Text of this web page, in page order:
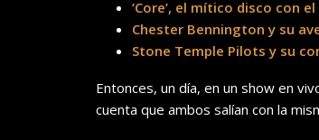
‘Core’, el mítico disco con
Chester Bennington y su
Stone Temple Pilots y su
Entonces, un día, en un show en
cuenta que ambos salían con la